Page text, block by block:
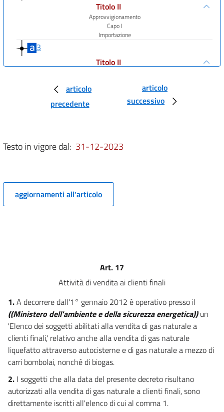
Titolo II
Approvvigionamento
Capo I
Importazione
3
Titolo II
7
8
Titolo V
Distribuzione e vendita
Capo I
Distribuzione
14
15
16
Titolo V
Distribuzione e vendita
articolo
precedente
articolo
successivo
Testo in vigore dal: 31-12-2023
aggiornamenti all'articolo
Art. 17
Attività di vendita ai clienti finali
1.A decorrere dall'1° gennaio 2012 è operativo presso il
((Ministero dell'ambiente e della sicurezza energetica))un
'Elenco dei soggetti abilitati alla vendita di gas naturale a
clienti finali,' relativo anche alla vendita di gas naturale
liquefatto attraverso autocisterne e di gas naturale a mezzo di
carri bombolai, nonché di biogas.
2. I soggetti che alla data del presente decreto risultano
autorizzati alla vendita di gas naturale a clienti finali, sono
direttamente iscritti all'elenco di cui al comma 1.